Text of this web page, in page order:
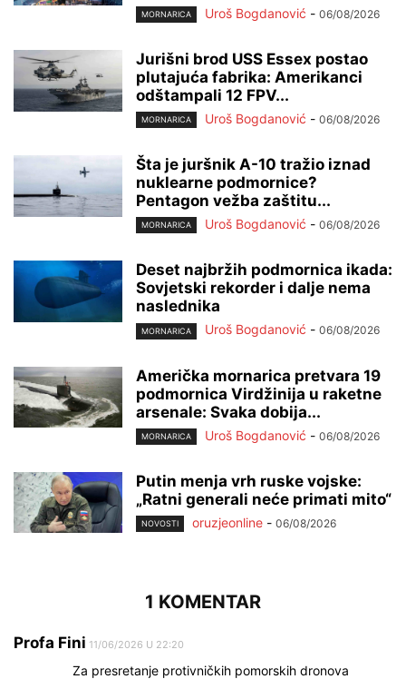
MORNARICA Uroš Bogdanović - 06/08/2026
Jurišni brod USS Essex postao
plutajuća fabrika: Amerikanci
odštampali 12 FPV...
MORNARICA Uroš Bogdanović - 06/08/2026
Šta je juršnik A-10 tražio iznad
nuklearne podmornice?
Pentagon vežba zaštitu...
MORNARICA Uroš Bogdanović - 06/08/2026
Deset najbržih podmornica ikada:
Sovjetski rekorder i dalje nema
naslednika
MORNARICA Uroš Bogdanović - 06/08/2026
Američka mornarica pretvara 19
podmornica Virdžinija u raketne
arsenale: Svaka dobija...
MORNARICA Uroš Bogdanović - 06/08/2026
Putin menja vrh ruske vojske:
„Ratni generali neće primati mito“
NOVOSTI oruzjeonline - 06/08/2026
1 KOMENTAR
Profa Fini 11/06/2026 U 22:20
Za presretanje protivničkih pomorskih dronova